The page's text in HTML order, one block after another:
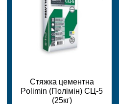
Стяжка цементна
Polimin (Полімін) СЦ-5
(25кг)